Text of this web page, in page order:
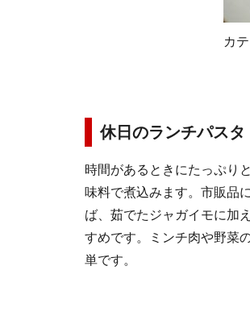
カ
休日のランチパスタ
時間があるときにたっぷり
味料で煮込みます。市販品
ば、茹でたジャガイモに加
すめです。ミンチ肉や野菜
単です。